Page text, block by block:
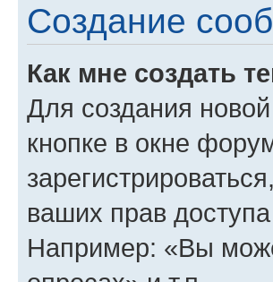
Создание
Как мне создать
Для создания
кнопке в окне
ваших прав
Например: «Вы